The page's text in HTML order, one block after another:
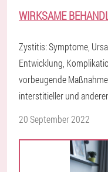
WIRKSAME
Zystitis: Symptome,
Entwicklung,
vorbeugende
interstitieller und
20 September 2022